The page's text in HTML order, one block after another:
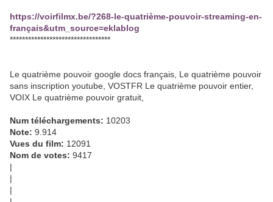
https://voirfilmx.be/?268-le-quatrième-pouvoir-streaming-en-
français&utm_source=eklablog
*********************************
Le quatrième pouvoir google docs français, Le quatrième pouvoir
sans inscription youtube, VOSTFR Le quatrième pouvoir entier,
VOIX Le quatrième pouvoir gratuit,
Num téléchargements: 10203
Note: 9.914
Vues du film: 12091
Nom de votes: 9417
|
|
|